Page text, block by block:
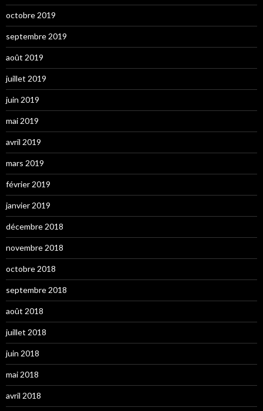
octobre 2019
septembre 2019
août 2019
juillet 2019
juin 2019
mai 2019
avril 2019
mars 2019
février 2019
janvier 2019
décembre 2018
novembre 2018
octobre 2018
septembre 2018
août 2018
juillet 2018
juin 2018
mai 2018
avril 2018